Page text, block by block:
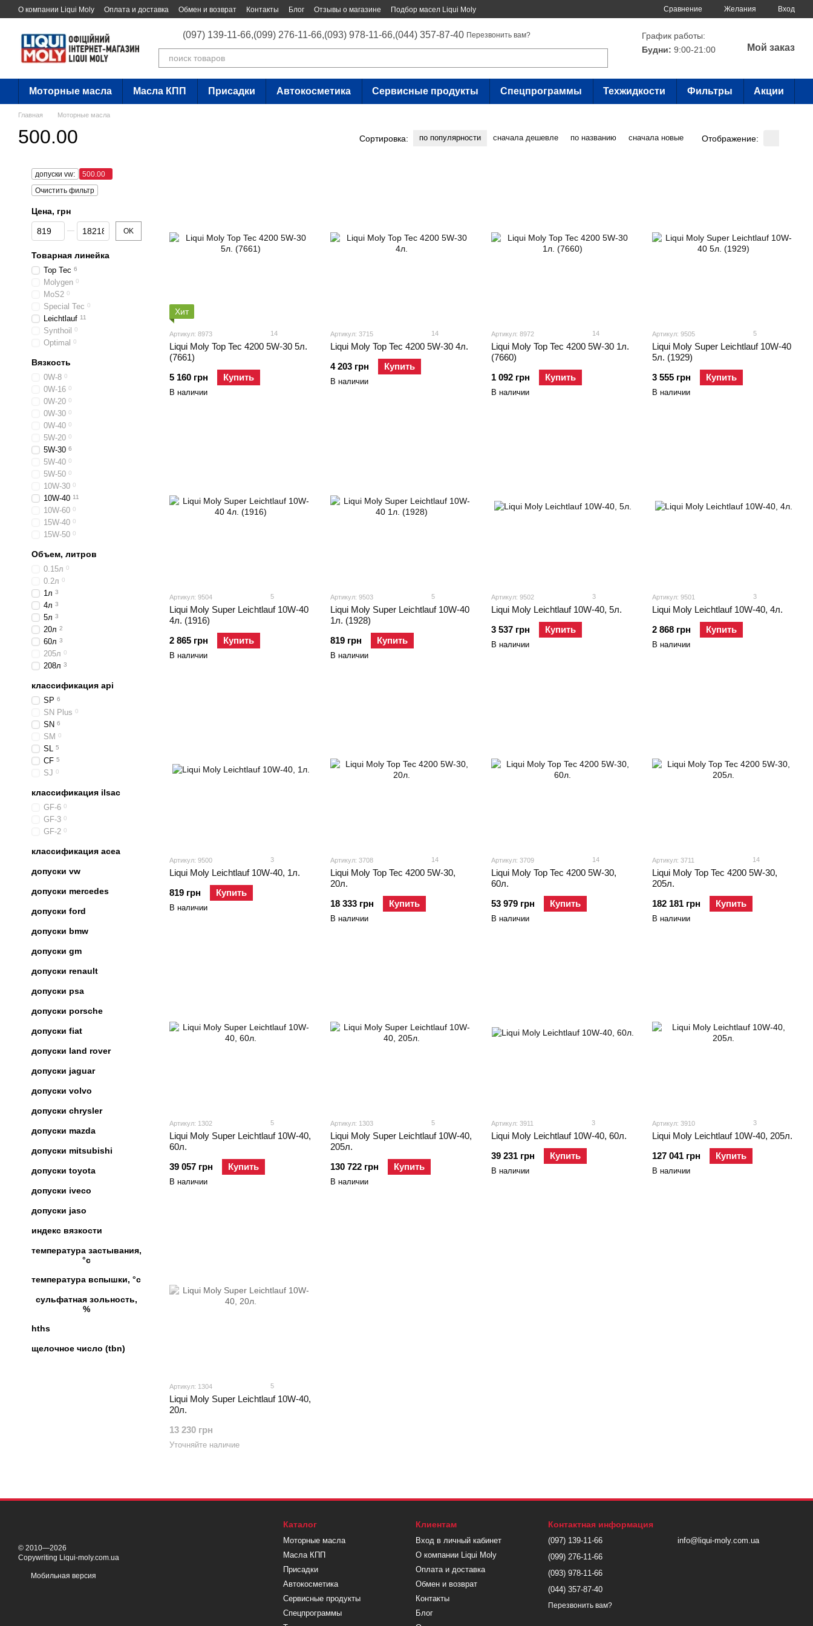
Перейти к основному контенту
О компании Liqui Moly Оплата и доставка Обмен и возврат Контакты Блог Отзывы о магазине Подбор масел Liqui Moly Сравнение Желания Вход
(097) 139-11-66,(099) 276-11-66,(093) 978-11-66,(044) 357-87-40 Перезвонить вам?
График работы:
Будни: 9:00-21:00 Мой заказ
Моторные масла Масла КПП Присадки Автокосметика Сервисные продукты Спецпрограммы Техжидкости Фильтры Акции
Главная Моторные масла
500.00 Сортировка: по популярности сначала дешевле по названию сначала новые Отображение:
Хит
Артикул: 8973 14
Liqui Moly Top Tec 4200 5W-30 5л.
(7661)
5 160 грн
Купить
В наличии
Артикул: 3715 14
Liqui Moly Top Tec 4200 5W-30 4л.
4 203 грн
Купить
В наличии
Артикул: 8972 14
Liqui Moly Top Tec 4200 5W-30 1л.
(7660)
1 092 грн
Купить
В наличии
Артикул: 9505 5
Liqui Moly Super Leichtlauf 10W-40
5л. (1929)
3 555 грн
Купить
В наличии
Артикул: 9504 5
Liqui Moly Super Leichtlauf 10W-40
4л. (1916)
2 865 грн
Купить
В наличии
Артикул: 9503 5
Liqui Moly Super Leichtlauf 10W-40
1л. (1928)
819 грн
Купить
В наличии
Артикул: 9502 3
Liqui Moly Leichtlauf 10W-40, 5л.
3 537 грн
Купить
В наличии
Артикул: 9501 3
Liqui Moly Leichtlauf 10W-40, 4л.
2 868 грн
Купить
В наличии
Артикул: 9500 3
Liqui Moly Leichtlauf 10W-40, 1л.
819 грн
Купить
В наличии
Артикул: 3708 14
Liqui Moly Top Tec 4200 5W-30,
20л.
18 333 грн
Купить
В наличии
Артикул: 3709 14
Liqui Moly Top Tec 4200 5W-30,
60л.
53 979 грн
Купить
В наличии
Артикул: 3711 14
Liqui Moly Top Tec 4200 5W-30,
205л.
182 181 грн
Купить
В наличии
Артикул: 1302 5
Liqui Moly Super Leichtlauf 10W-40,
60л.
39 057 грн
Купить
В наличии
Артикул: 1303 5
Liqui Moly Super Leichtlauf 10W-40,
205л.
130 722 грн
Купить
В наличии
Артикул: 3911 3
Liqui Moly Leichtlauf 10W-40, 60л.
39 231 грн
Купить
В наличии
Артикул: 3910 3
Liqui Moly Leichtlauf 10W-40, 205л.
127 041 грн
Купить
В наличии
Артикул: 1304 5
Liqui Moly Super Leichtlauf 10W-40,
20л.
13 230 грн
Уточняйте наличие
допуски vw:
500.00
Очистить фильтр
Цена, грн
От Цена, грн
До Цена, грн OK
Товарная линейка
Top Tec 6
Molygen 0
МoS2 0
Special Tec 0
Leichtlauf 11
Synthoil 0
Optimal 0
Вязкость
0W-8 0
0W-16 0
0W-20 0
0W-30 0
0W-40 0
5W-20 0
5W-30 6
5W-40 0
5W-50 0
10W-30 0
10W-40 11
10W-60 0
15W-40 0
15W-50 0
Объем, литров
0.15л 0
0.2л 0
1л 3
4л 3
5л 3
20л 2
60л 3
205л 0
208л 3
классификация api
SP 6
SN Plus 0
SN 6
SM 0
SL 5
CF 5
SJ 0
классификация ilsac
GF-6 0
GF-3 0
GF-2 0
классификация acea
допуски vw
допуски mercedes
допуски ford
допуски bmw
допуски gm
допуски renault
допуски psa
допуски porsche
допуски fiat
допуски land rover
допуски jaguar
допуски volvo
допуски chrysler
допуски mazda
допуски mitsubishi
допуски toyota
допуски iveco
допуски jaso
индекс вязкости
температура застывания,
°c
температура вспышки, °c
сульфатная зольность,
%
hths
щелочное число (tbn)
© 2010—2026
Copywriting Liqui-moly.com.ua
Мобильная версия
Каталог
Моторные масла
Масла КПП
Присадки
Автокосметика
Сервисные продукты
Спецпрограммы
Клиентам
Вход в личный кабинет
О компании Liqui Moly
Оплата и доставка
Обмен и возврат
Контакты
Блог
Контактная информация
(097) 139-11-66
(099) 276-11-66
(093) 978-11-66
(044) 357-87-40
Перезвонить вам?
info@liqui-moly.com.ua